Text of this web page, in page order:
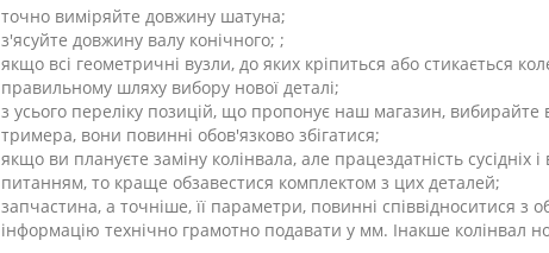
точно виміряйте довжину шатуна;
з'ясуйте довжину валу конічного; ;
якщо всі геометричні вузли, до яких кріпиться або стикається
правильному шляху вибору нової деталі;
з усього переліку позицій, що пропонує наш магазин, вибирайте
тримера, вони повинні обов'язково збігатися;
якщо ви плануєте заміну колінвала, але працездатність
питанням, то краще обзавестися комплектом з цих деталей;
запчастина, а точніше, її параметри, повинні співвідноситися
інформацію технічно грамотно подавати у мм. Інакше колінвал